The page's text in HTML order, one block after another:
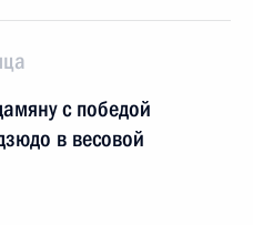
с победой
в весовой